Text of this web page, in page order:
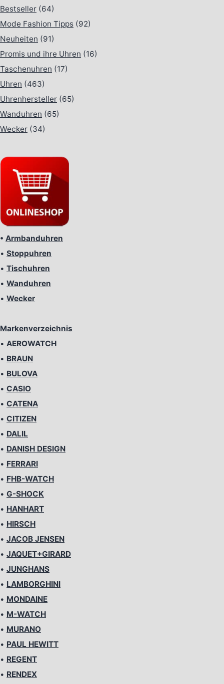
Bestseller (64)
Mode Fashion Tipps (92)
Neuheiten (91)
Promis und ihre Uhren (16)
Taschenuhren (17)
Uhren (463)
Uhrenhersteller (65)
Wanduhren (65)
Wecker (34)
• Armbanduhren
• Stoppuhren
• Tischuhren
• Wanduhren
• Wecker
Markenverzeichnis
• AEROWATCH
• BRAUN
• BULOVA
• CASIO
• CATENA
• CITIZEN
• DALIL
• DANISH DESIGN
• FERRARI
• FHB-WATCH
• G-SHOCK
• HANHART
• HIRSCH
• JACOB JENSEN
• JAQUET+GIRARD
• JUNGHANS
• LAMBORGHINI
• MONDAINE
• M-WATCH
• MURANO
• PAUL HEWITT
• REGENT
• RENDEX